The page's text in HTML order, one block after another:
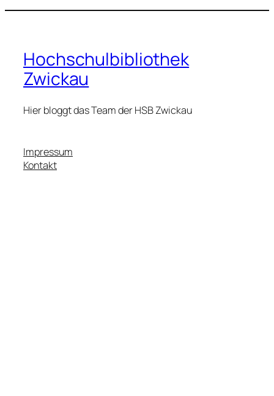
Hochschulbibliothek
Zwickau
Hier bloggt das Team der HSB Zwickau
Impressum
Kontakt